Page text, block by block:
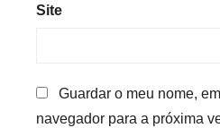
Site
Guardar o meu nome,
navegador para a próxima